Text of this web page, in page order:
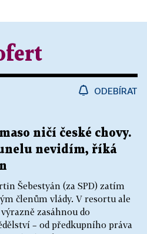
ODEBÍRAT
ničí české chovy.
nevidím, říká
Šebestyán (za SPD) zatím
členům vlády. V resortu ale
zasáhnou do
– od předkupního práva